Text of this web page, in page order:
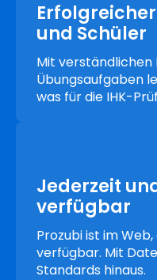
und Schüler
Mit verständlichen
Übungsaufgaben
was für die IHK-
Jederzeit
verfügbar
Prozubi ist im
verfügbar. Mit
Standards hinaus.